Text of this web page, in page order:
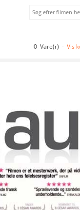
0 Vare(r) - Vis
Første dag i resten af dit liv